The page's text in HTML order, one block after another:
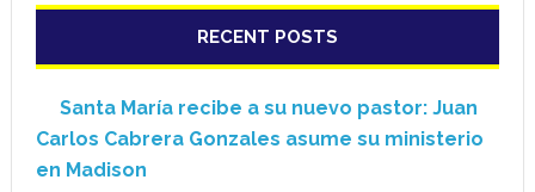
RECENT POSTS
Santa María recibe a su nuevo pastor: Juan
Carlos Cabrera Gonzales asume su ministerio
en Madison